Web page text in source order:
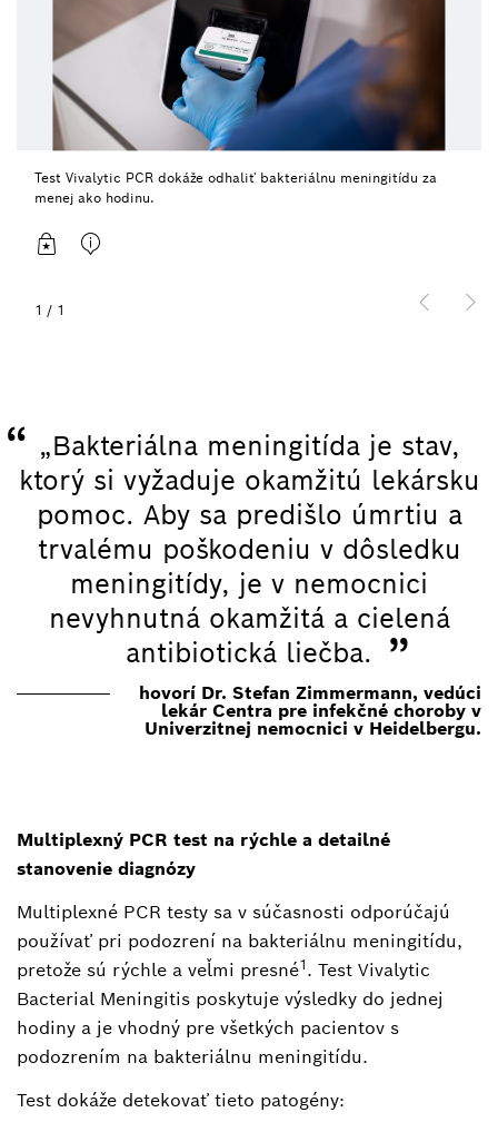
Test Vivalytic PCR dokáže odhaliť bakteriálnu meningitídu za
menej ako hodinu.
1 / 1
“ „Bakteriálna meningitída je stav,
ktorý si vyžaduje okamžitú lekársku
pomoc. Aby sa predišlo úmrtiu a
trvalému poškodeniu v dôsledku
meningitídy, je v nemocnici
nevyhnutná okamžitá a cielená
antibiotická liečba. ”
hovorí Dr. Stefan Zimmermann, vedúci
lekár Centra pre infekčné choroby v
Univerzitnej nemocnici v Heidelbergu.
Multiplexný PCR test na rýchle a detailné
stanovenie diagnózy
Multiplexné PCR testy sa v súčasnosti odporúčajú
používať pri podozrení na bakteriálnu meningitídu,
pretože sú rýchle a veľmi presné1 . Test Vivalytic
Bacterial Meningitis poskytuje výsledky do jednej
hodiny a je vhodný pre všetkých pacientov s
podozrením na bakteriálnu meningitídu.
Test dokáže detekovať tieto patogény: